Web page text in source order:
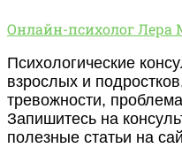
Онлайн-
Лера
Мулина
Онлайн-психолог Лера
Психологические
взрослых и
тревожности,
Запишитесь на
полезные статьи на